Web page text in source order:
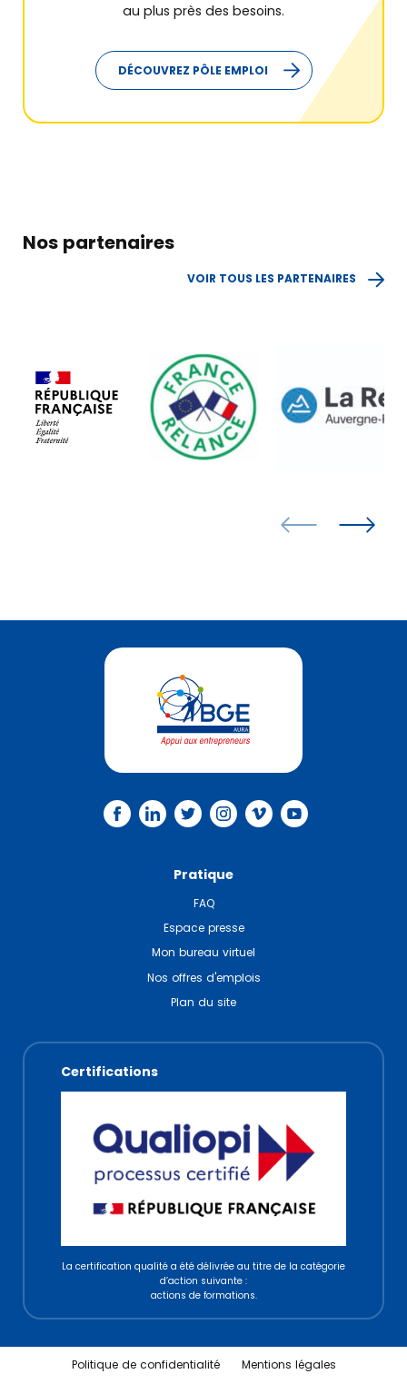
Qui sommes-nous ?
Les témoignages
Actus
&agenda
au plus près des besoins.
DÉCOUVREZ PÔLE EMPLOI
Nos partenaires
VOIR TOUS LES PARTENAIRES
Pratique
FAQ
Espace presse
Mon bureau virtuel
Nos offres d'emplois
Plan du site
Certifications
La certification qualité a été délivrée au titre de la catégorie
d’action suivante :
actions de formations.
Politique de confidentialité Mentions légales